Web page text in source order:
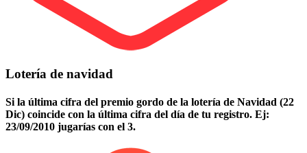
Lotería de navidad
Si la última cifra del premio gordo de la lotería de Navidad (22
Dic) coincide con la última cifra del día de tu registro. Ej:
23/09/2010 jugarías con el 3.